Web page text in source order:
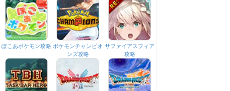
ぽこあポケモン攻略 ポケモンチャンピオ
ンズ攻略
サファイアスフィア
攻略